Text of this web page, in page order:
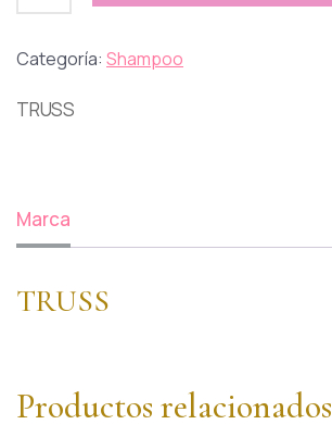
Categoría: Shampoo
TRUSS
Marca
TRUSS
Productos relacionados